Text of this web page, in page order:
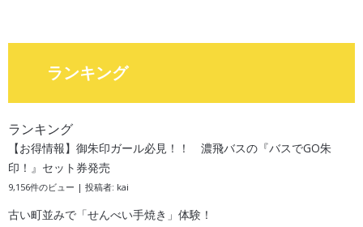
ランキング
ランキング
【お得情報】御朱印ガール必見！！ 濃飛バスの『バスでGO朱
印！』セット券発売
9,156件のビュー | 投稿者: kai
古い町並みで「せんべい手焼き」体験！